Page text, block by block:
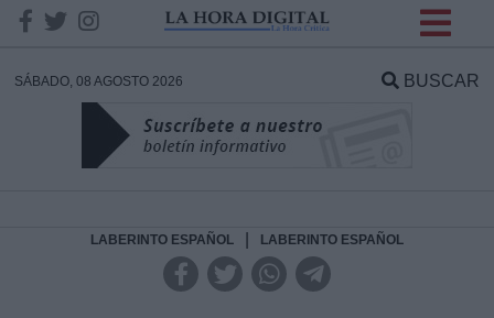
SÁBADO, 08 AGOSTO 2026 BUSCAR
LABERINTO ESPAÑOL LABERINTO ESPAÑOL
DATOS
Responsable: